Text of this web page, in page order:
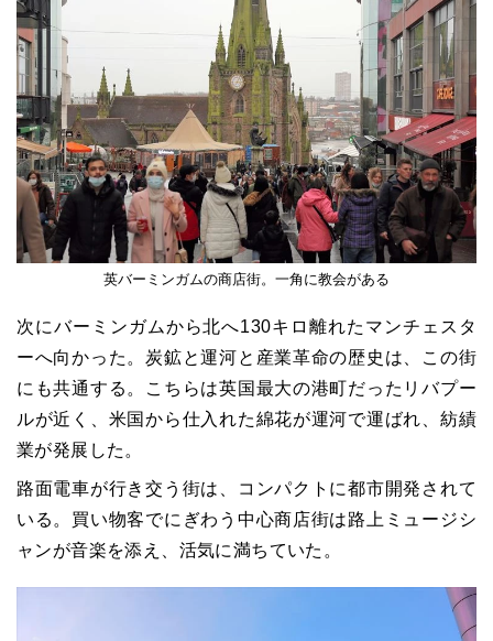
英バーミンガムの商店街。一角に教会がある
次にバーミンガムから北へ130キロ離れたマンチェスタ
ーへ向かった。炭鉱と運河と産業革命の歴史は、この街
にも共通する。こちらは英国最大の港町だったリバプー
ルが近く、米国から仕入れた綿花が運河で運ばれ、紡績
業が発展した。
路面電車が行き交う街は、コンパクトに都市開発されて
いる。買い物客でにぎわう中心商店街は路上ミュージシ
ャンが音楽を添え、活気に満ちていた。